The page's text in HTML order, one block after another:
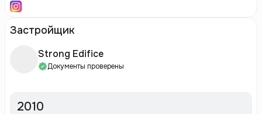
Застройщик
Strong Edifice
Документы проверены
2010